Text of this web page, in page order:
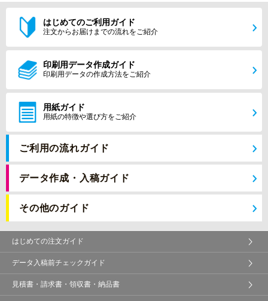
はじめてのご利用ガイド
注文からお届けまでの流れをご紹介
印刷用データ作成ガイド
印刷用データの作成方法をご紹介
用紙ガイド
用紙の特徴や選び方をご紹介
ご利用の流れガイド
データ作成・入稿ガイド
その他のガイド
はじめての注文ガイド
データ入稿前チェックガイド
見積書・請求書・領収書・納品書